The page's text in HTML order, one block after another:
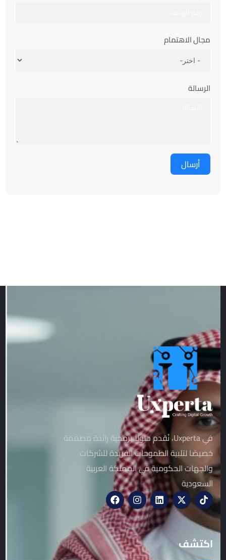
مجال الاهتمام
الرسالة
أرسال
في Uxperta، نُقدم حلولاً برمجية رائدة مصممة
خصيصًا لتلبية الطموحات الفريدة للشركات
والجهات الحكومية في المملكة العربية
السعودية
اكتشف